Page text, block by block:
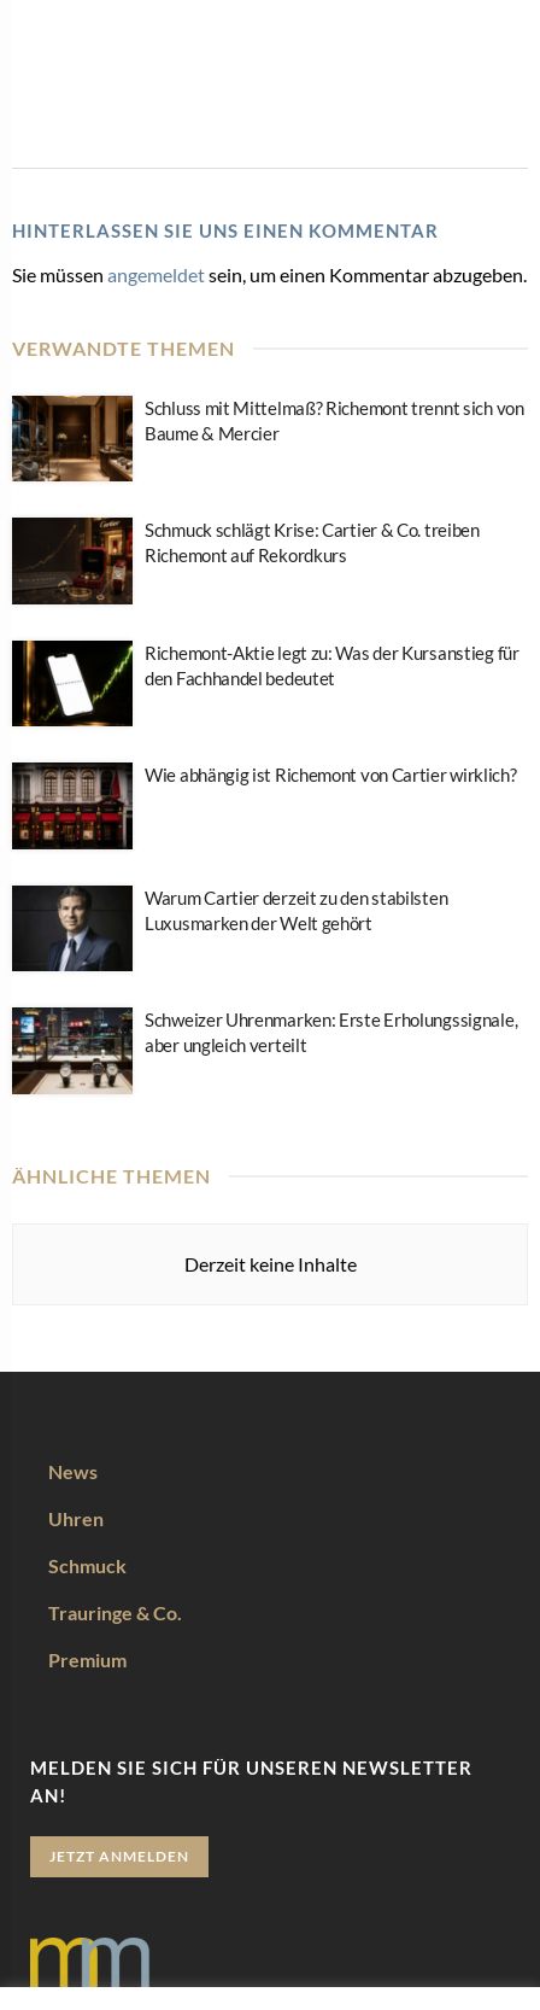
HINTERLASSEN SIE UNS EINEN KOMMENTAR
Sie müssen angemeldetsein, um einen Kommentar abzugeben.
VERWANDTE THEMEN
Schluss mit Mittelmaß? Richemont trennt sich von
Baume & Mercier
Schmuck schlägt Krise: Cartier & Co. treiben
Richemont auf Rekordkurs
Richemont-Aktie legt zu: Was der Kursanstieg für
den Fachhandel bedeutet
Wie abhängig ist Richemont von Cartier wirklich?
Warum Cartier derzeit zu den stabilsten
Luxusmarken der Welt gehört
Schweizer Uhrenmarken: Erste Erholungssignale,
aber ungleich verteilt
ÄHNLICHE THEMEN
Derzeit keine Inhalte
News
Uhren
Schmuck
Trauringe & Co.
Premium
MELDEN SIE SICH FÜR UNSEREN NEWSLETTER
AN!
JETZT ANMELDEN